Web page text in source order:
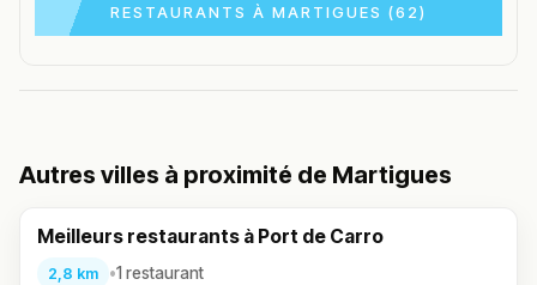
RESTAURANTS À MARTIGUES (62)
Autres villes à proximité de Martigues
Meilleurs restaurants à Port de Carro
2,8 km •1 restaurant